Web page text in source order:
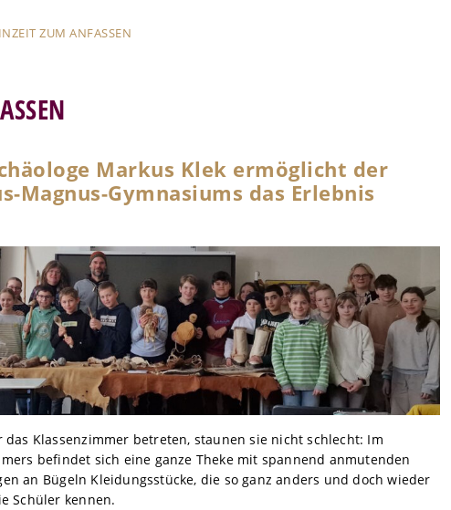
ZUM ANFASSEN
Markus Klek ermöglicht der
Magnus-Gymnasiums das Erlebnis
Klassenzimmer betreten, staunen sie nicht schlecht: Im
befindet sich eine ganze Theke mit spannend anmutenden
an Bügeln Kleidungsstücke, die so ganz anders und doch wieder
Schüler kennen.